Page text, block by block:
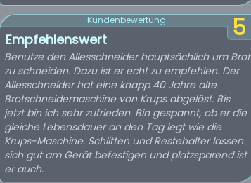
5
Kundenbewertung:
Empfehlenswert
Benutze den Allesschneider hauptsächlich um Brot
zu schneiden. Dazu ist er echt zu empfehlen. Der
Allesschneider hat eine knapp 40 Jahre alte
Brotschneidemaschine von Krups abgelöst. Bis
jetzt bin ich sehr zufrieden. Bin gespannt, ob er die
gleiche Lebensdauer an den Tag legt wie die
Krups-Maschine. Schlitten und Restehalter lassen
sich gut am Gerät befestigen und platzsparend ist
er auch.